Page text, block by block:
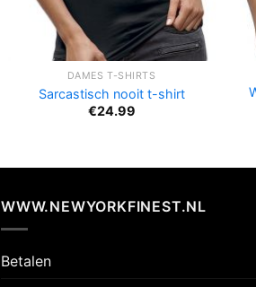
DAMES T-SHIRTS
Sarcastisch nooit t-shirt
€24.99
WWW.NEWYORKFINEST.NL
Betalen